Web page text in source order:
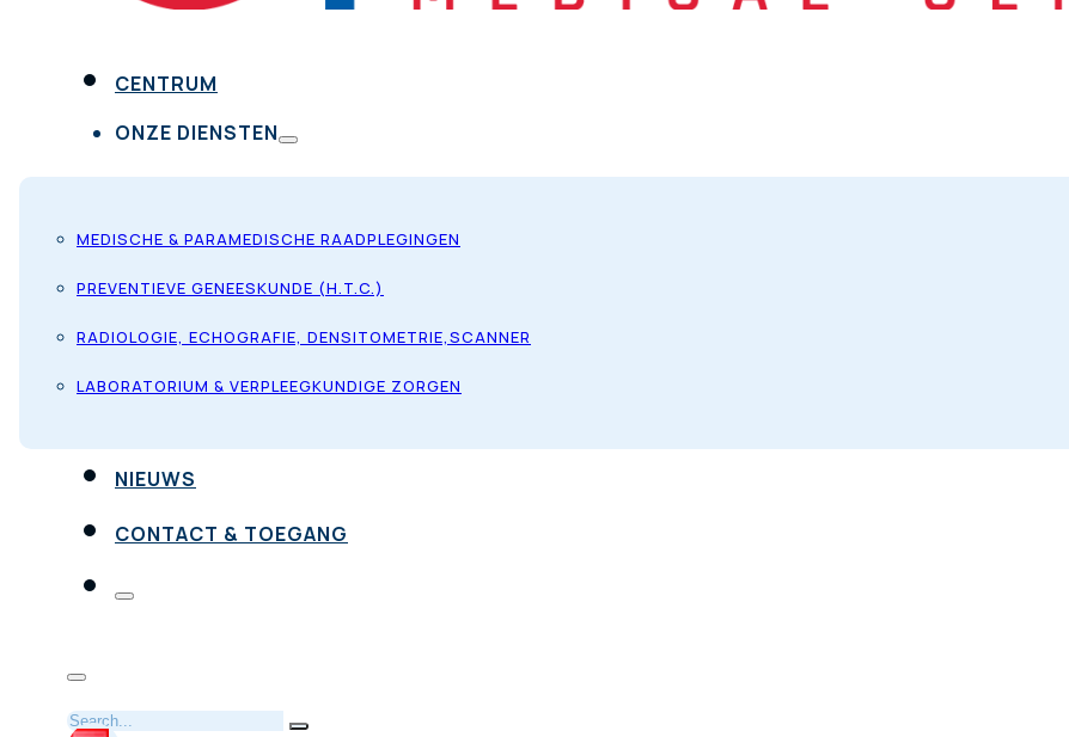
CENTRUM
ONZE DIENSTEN
MEDISCHE & PARAMEDISCHE RAADPLEGINGEN
PREVENTIEVE GENEESKUNDE (H.T.C.)
RADIOLOGIE, ECHOGRAFIE, DENSITOMETRIE,SCANNER
LABORATORIUM & VERPLEEGKUNDIGE ZORGEN
NIEUWS
CONTACT & TOEGANG
Zoeken